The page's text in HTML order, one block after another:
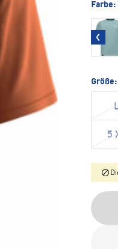
Farbe:
Größe:
5